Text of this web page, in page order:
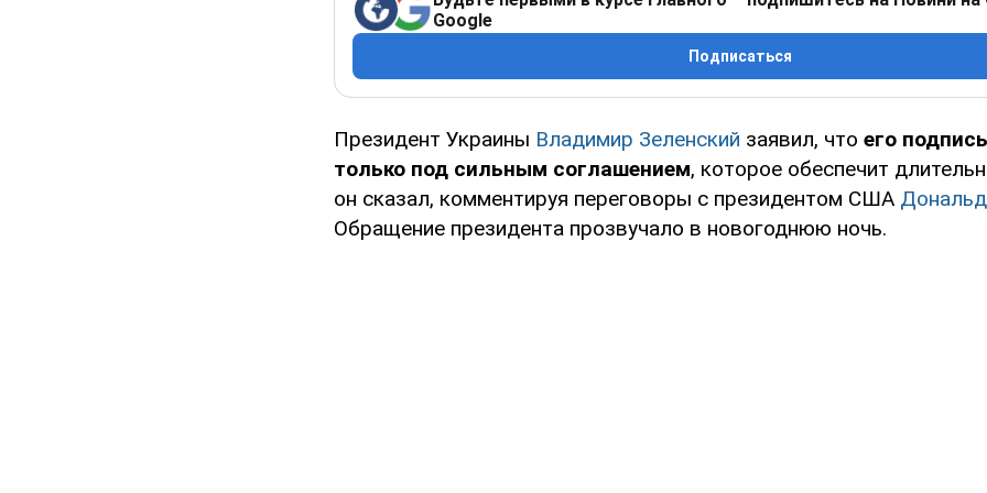
Google
Подписаться
Президент Украины Владимир Зеленский заявил, что его
только под сильным соглашением, которое обеспечит
он сказал, комментируя переговоры с президентом США
Обращение президента прозвучало в новогоднюю ночь.